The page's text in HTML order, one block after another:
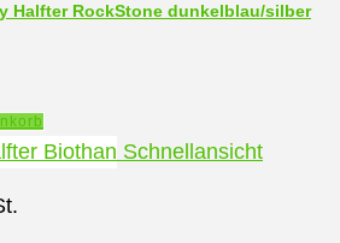
Halfter RockStone dunkelblau/silber
Schnellansicht